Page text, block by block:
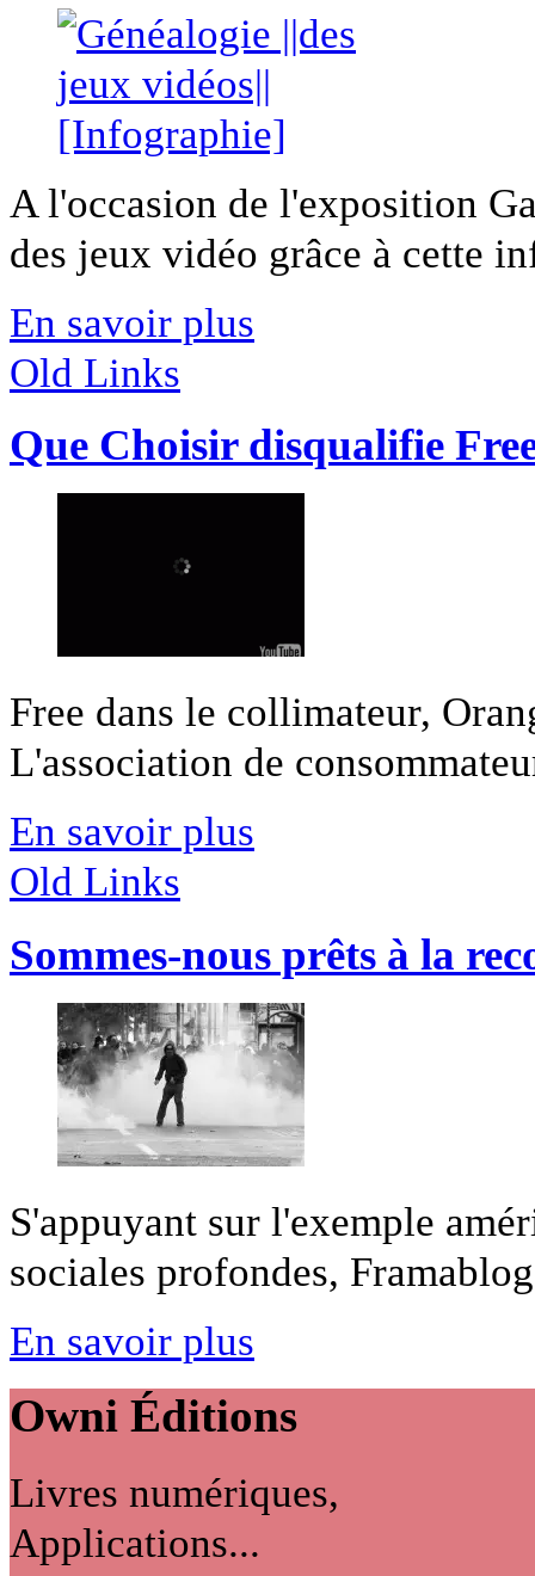
A l'occasion de l'exposition
des jeux vidéo grâce à cette
En savoir plus
Old Links
Que Choisir disqualifie
Free dans le collimateur,
L'association de
En savoir plus
Old Links
Sommes-nous prêts à la
S'appuyant sur l'exemple
sociales profondes,
En savoir plus
Owni Éditions
Livres numériques,
Applications...